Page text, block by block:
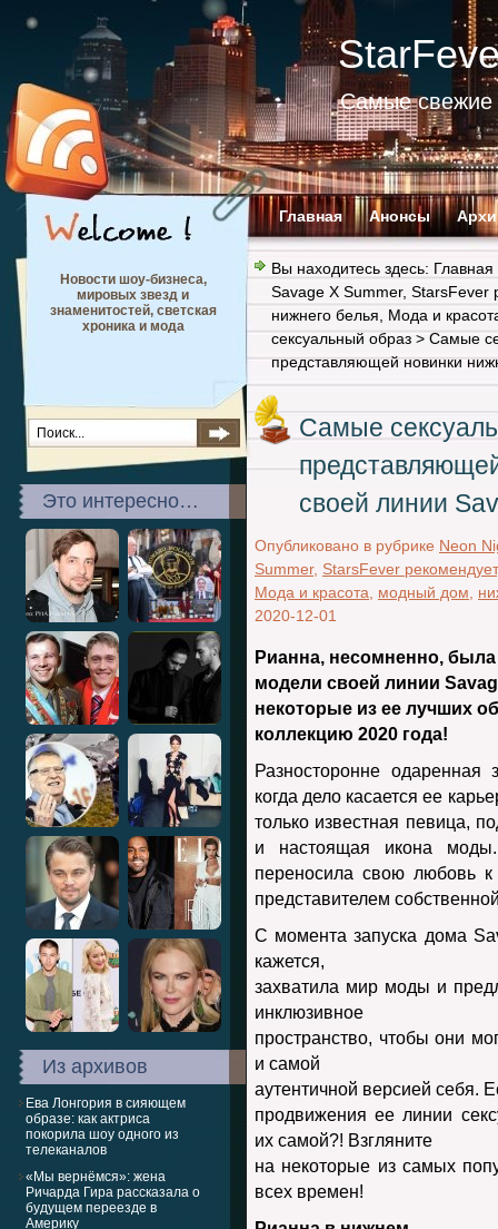
Самые свежие
Главная Анонсы
Новости шоу-бизнеса,
мировых звезд и
знаменитостей, светская
хроника и мода
Это интересно…
Из архивов
Ева Лонгория в сияющем
образе: как актриса
покорила шоу одного из
телеканалов
«Мы вернёмся»: жена
Ричарда Гира рассказала о
будущем переезде в
Америку
Вы находитесь здесь: Главная
Savage X Summer, StarsFever
нижнего белья
Мода и
сексуальный образ > Самые
представляющей новинки
Самые
своей линии
Опубликовано в рубрике Neon
Summer, StarsFever рекомендует
Мода и красота
модный дом
2020-12-01
Рианна, несомненно,
модели своей линии
некоторые из ее лучших
коллекцию 2020 года!
Разносторонне
когда дело касается ее
только известная певица,
и настоящая икона
переносила свою любовь
представителем
С момента запуска дома
кажется,
захватила мир моды и
инклюзивное
пространство, чтобы они
и самой
аутентичной версией себя.
продвижения ее линии
их самой?! Взгляните
на некоторые из самых
всех времен!